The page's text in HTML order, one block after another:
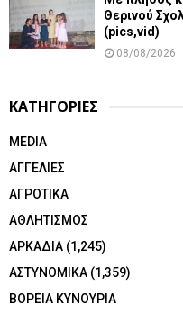
Θερινού
(pics,vid)
08/08/2026
ΚΑΤΗΓΟΡΙΕΣ
MEDIA
ΑΓΓΕΛΙΕΣ
ΑΓΡΟΤΙΚΑ
ΑΘΛΗΤΙΣΜΟΣ
ΑΡΚΑΔΙΑ (1,245)
ΑΣΤΥΝΟΜΙΚΑ (1,359)
ΒΟΡΕΙΑ ΚΥΝΟΥΡΙΑ